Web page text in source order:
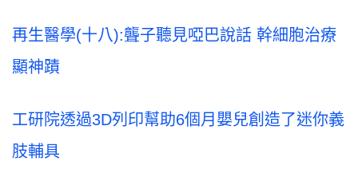
再生醫學(十八):聾子聽見啞巴說話 幹細胞治療
顯神蹟
工研院透過3D列印幫助6個月嬰兒創造了迷你義
肢輔具